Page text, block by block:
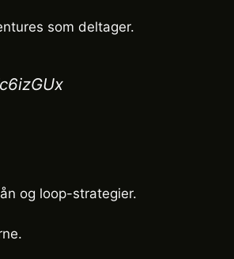
som deltager.
og loop-strategier.